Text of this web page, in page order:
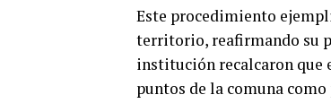
Este procedimiento
territorio, reafirmando su
institución recalcaron que
puntos de la comuna